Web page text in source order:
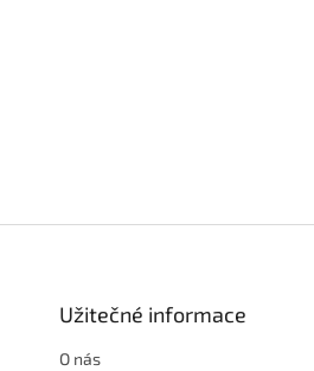
Užitečné informace
O nás